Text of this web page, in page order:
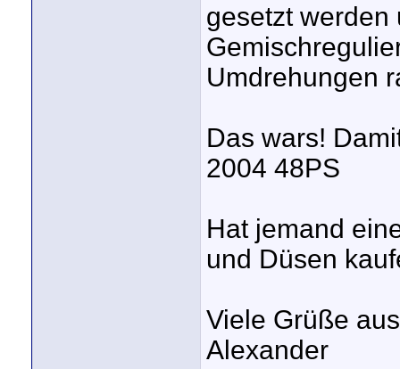
gesetzt werden
Umdrehungen
Das wars!
2004 48PS
Hat jemand
und Düsen
Viele Grüße
Alexander